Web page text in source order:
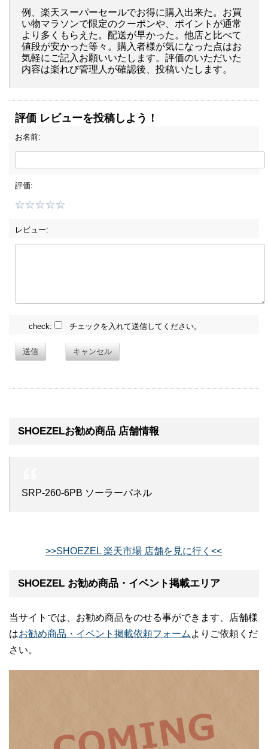
例、楽天スーパーセールでお得に購入出来た。お買
い物マラソンで限定のクーポンや、ポイントが通常
より多くもらえた。配送が早かった。他店と比べて
値段が安かった等々。購入者様が気になった点はお
気軽にご記入お願いいたします。評価のいただいた
内容は楽れび管理人が確認後、投稿いたします。
評価 レビューを投稿しよう！
お名前:
評価:
レビュー:
check: チェックを入れて送信してください。
送信 キャンセル
SHOEZELお勧め商品 店舗情報
SRP-260-6PB ソーラーパネル
>>SHOEZEL 楽天市場 店舗を見に行く<<
SHOEZEL お勧め商品・イベント掲載エリア
当サイトでは、お勧め商品をのせる事ができます、店舗様
はお勧め商品・イベント掲載依頼フォーム よりご依頼くだ
さい。